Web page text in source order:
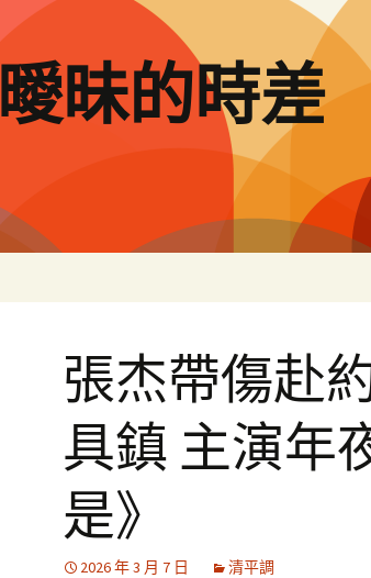
曖昧的時差
張杰帶傷赴
具鎮 主演年
是》
2026 年 3 月 7 日 清平調